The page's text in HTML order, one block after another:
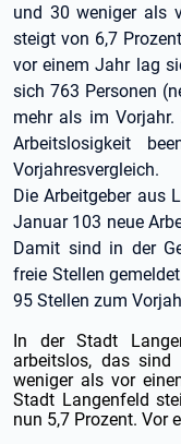
und 30 weniger als
steigt von 6,7
vor einem Jahr lag
sich 763 Personen
mehr als im
Arbeitslosigkeit
Vorjahresvergleich.
Die Arbeitgeber aus
Januar 103 neue
Damit sind in der
freie Stellen
95 Stellen zum
In der Stadt
arbeitslos, das
weniger als vor
Stadt Langenfeld
nun 5,7 Prozent. Vor